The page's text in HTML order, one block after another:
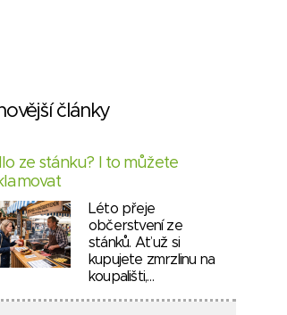
články
ze stánku? I to můžete
Léto přeje
občerstvení ze
stánků. Ať už si
kupujete zmrzlinu na
koupališti,…